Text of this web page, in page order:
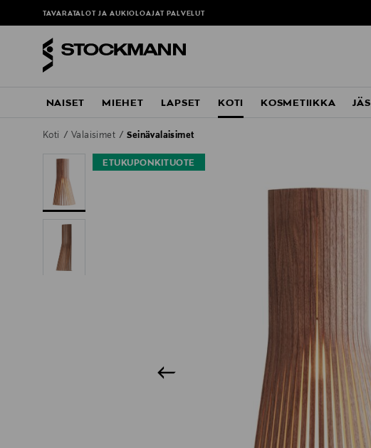
TAVARATALOT JA AUKIOLOAJAT PALVELUT
NAISET MIEHET LAPSET KOTI KOSMETIIKKA
Koti Valaisimet Seinävalaisimet
ETUKUPONKITUOTE